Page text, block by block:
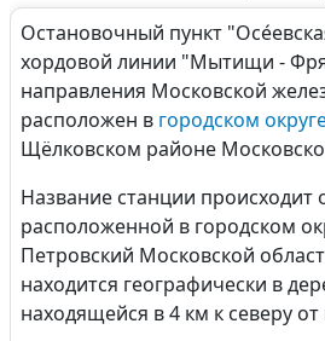
Остановочный пункт
хордовой линии "Мытищи -
направления Московской
расположен в городском
Щёлковском районе
Название станции происходит
расположенной в городском
Петровский Московской
находится географически в
находящейся в 4 км к северу